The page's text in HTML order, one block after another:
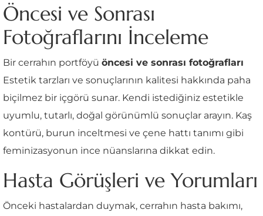
Öncesi ve Sonrası
Fotoğraflarını İnceleme
Bir cerrahın portföyü öncesi ve sonrası fotoğrafları
Estetik tarzları ve sonuçlarının kalitesi hakkında paha
biçilmez bir içgörü sunar. Kendi istediğiniz estetikle
uyumlu, tutarlı, doğal görünümlü sonuçlar arayın. Kaş
kontürü, burun inceltmesi ve çene hattı tanımı gibi
feminizasyonun ince nüanslarına dikkat edin.
Hasta Görüşleri ve Yorumları
Önceki hastalardan duymak, cerrahın hasta bakımı,